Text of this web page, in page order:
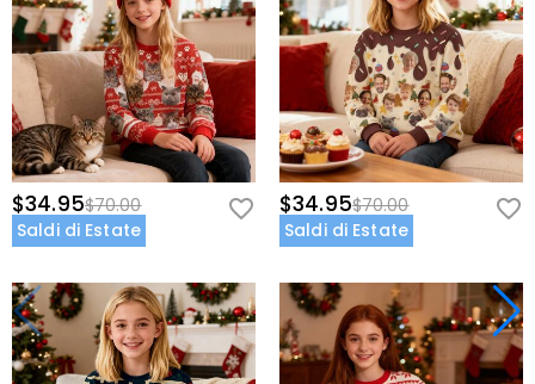
$34.95$70.00
Saldi di Estate
$34.95$70.00
Saldi di Estate